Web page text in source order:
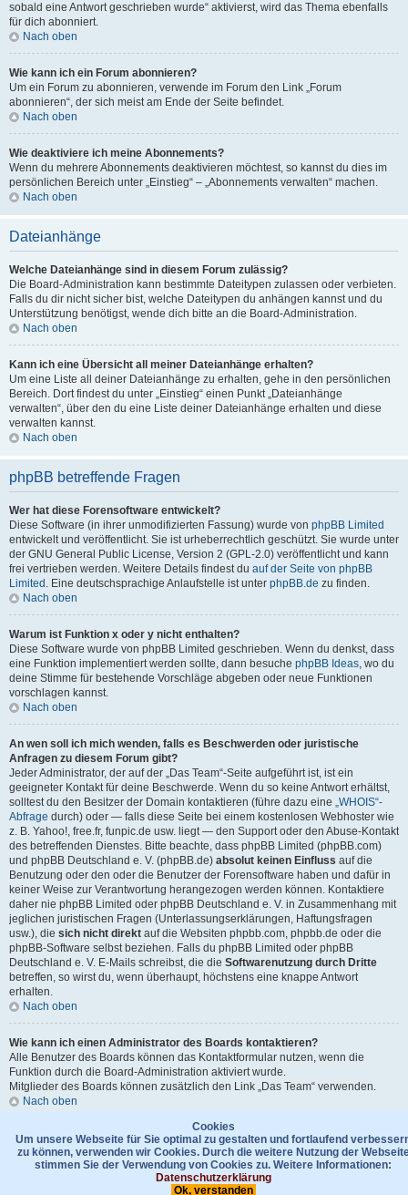
sobald eine Antwort geschrieben wurde“ aktivierst, wird das Thema ebenfalls
für dich abonniert.
Nach oben
Wie kann ich ein Forum abonnieren?
Um ein Forum zu abonnieren, verwende im Forum den Link „Forum
abonnieren“, der sich meist am Ende der Seite befindet.
Nach oben
Wie deaktiviere ich meine Abonnements?
Wenn du mehrere Abonnements deaktivieren möchtest, so kannst du dies im
persönlichen Bereich unter „Einstieg“ – „Abonnements verwalten“ machen.
Nach oben
Dateianhänge
Welche Dateianhänge sind in diesem Forum zulässig?
Die Board-Administration kann bestimmte Dateitypen zulassen oder verbieten.
Falls du dir nicht sicher bist, welche Dateitypen du anhängen kannst und du
Unterstützung benötigst, wende dich bitte an die Board-Administration.
Nach oben
Kann ich eine Übersicht all meiner Dateianhänge erhalten?
Um eine Liste all deiner Dateianhänge zu erhalten, gehe in den persönlichen
Bereich. Dort findest du unter „Einstieg“ einen Punkt „Dateianhänge
verwalten“, über den du eine Liste deiner Dateianhänge erhalten und diese
verwalten kannst.
Nach oben
phpBB betreffende Fragen
Wer hat diese Forensoftware entwickelt?
Diese Software (in ihrer unmodifizierten Fassung) wurde von phpBB Limited
entwickelt und veröffentlicht. Sie ist urheberrechtlich geschützt. Sie wurde unter
der GNU General Public License, Version 2 (GPL-2.0) veröffentlicht und kann
frei vertrieben werden. Weitere Details findest du auf der Seite von phpBB
Limited . Eine deutschsprachige Anlaufstelle ist unter phpBB.de zu finden.
Nach oben
Warum ist Funktion x oder y nicht enthalten?
Diese Software wurde von phpBB Limited geschrieben. Wenn du denkst, dass
eine Funktion implementiert werden sollte, dann besuche phpBB Ideas, wo du
deine Stimme für bestehende Vorschläge abgeben oder neue Funktionen
vorschlagen kannst.
Nach oben
An wen soll ich mich wenden, falls es Beschwerden oder juristische
Anfragen zu diesem Forum gibt?
Jeder Administrator, der auf der „Das Team“-Seite aufgeführt ist, ist ein
geeigneter Kontakt für deine Beschwerde. Wenn du so keine Antwort erhältst,
solltest du den Besitzer der Domain kontaktieren (führe dazu eine „WHOIS“-
Abfrage durch) oder — falls diese Seite bei einem kostenlosen Webhoster wie
z. B. Yahoo!, free.fr, funpic.de usw. liegt — den Support oder den Abuse-Kontakt
des betreffenden Dienstes. Bitte beachte, dass phpBB Limited (phpBB.com)
und phpBB Deutschland e. V. (phpBB.de) absolut keinen Einfluss auf die
Benutzung oder den oder die Benutzer der Forensoftware haben und dafür in
keiner Weise zur Verantwortung herangezogen werden können. Kontaktiere
daher nie phpBB Limited oder phpBB Deutschland e. V. in Zusammenhang mit
jeglichen juristischen Fragen (Unterlassungserklärungen, Haftungsfragen
usw.), die sich nicht direkt auf die Websiten phpbb.com, phpbb.de oder die
phpBB-Software selbst beziehen. Falls du phpBB Limited oder phpBB
Deutschland e. V. E-Mails schreibst, die die Softwarenutzung durch Dritte
betreffen, so wirst du, wenn überhaupt, höchstens eine knappe Antwort
erhalten.
Nach oben
Wie kann ich einen Administrator des Boards kontaktieren?
Alle Benutzer des Boards können das Kontaktformular nutzen, wenn die
Funktion durch die Board-Administration aktiviert wurde.
Mitglieder des Boards können zusätzlich den Link „Das Team“ verwenden.
Nach oben
Gehe zu
Cookies
Um unsere Webseite für Sie optimal zu gestalten und fortlaufend
zu können, verwenden wir Cookies. Durch die weitere Nutzung der
stimmen Sie der Verwendung von Cookies zu. Weitere Informationen:
Datenschutzerklärung
Ok, verstanden
Foren-Übersicht Das Team
Datenschutzerklärung
Kontakt